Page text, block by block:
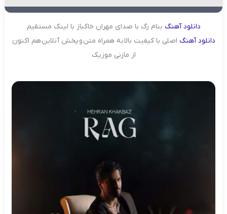
دانلودآهنگ بنام رگ با صدای مهران خاکباز با لینک مستقیم
دانلودآهنگ اصلی با کیفیت بالا به همراه متن و پخش آنلاین هم اکنون
از مازنی موزیک